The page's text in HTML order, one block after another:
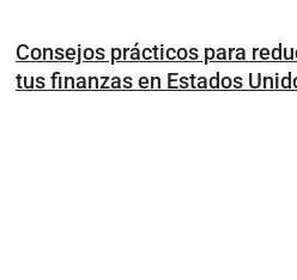
Consejos prácticos para
tus finanzas en Estados